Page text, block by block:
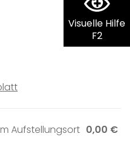
Visuelle Hilfe
F2
Aufstellungsort 0,00 €